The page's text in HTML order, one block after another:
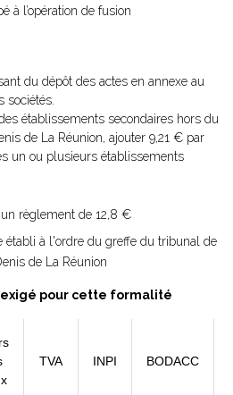
à l’opération de fusion
du dépôt des actes en annexe au
sociétés.
établissements secondaires hors du
de La Réunion, ajouter 9,21 € par
un ou plusieurs établissements
règlement de 12,8 €
établi à l'ordre du greffe du tribunal de
de La Réunion
pour cette formalité
TVA INPI BODACC